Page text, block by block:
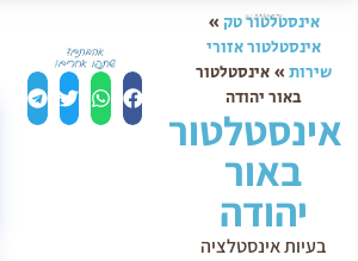
אינסטלטור טק »
אינסטלטור אזורי
שירות »אינסטלטור
באור יהודה
אינסטלטור
באור
יהודה
בעיות אינסטלציה